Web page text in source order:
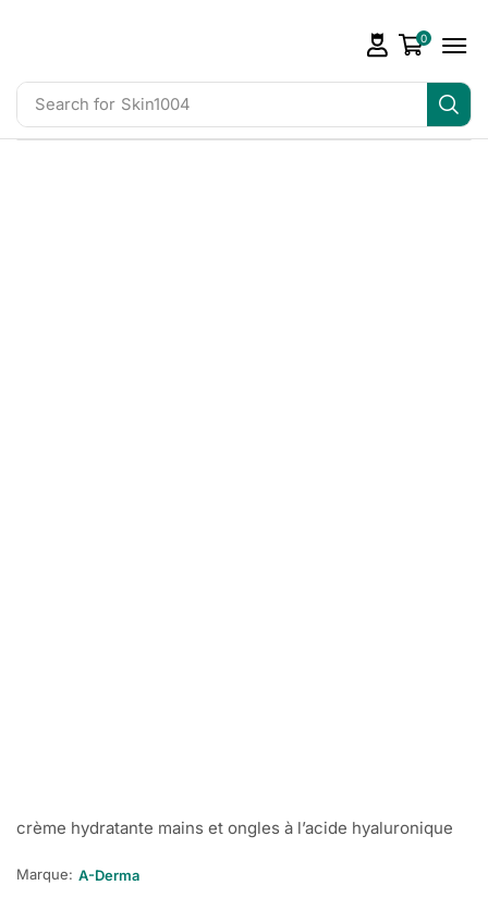
Search for Skin1004
0
crème hydratante mains et ongles à l’acide hyaluronique
Marque: A-Derma